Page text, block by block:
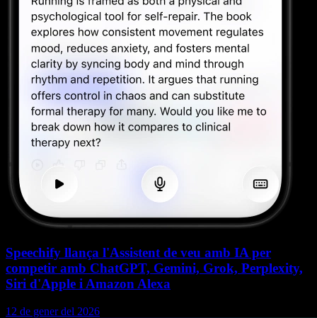
Speechify llança l'Assistent de veu amb IA per
competir amb ChatGPT, Gemini, Grok, Perplexity,
Siri d'Apple i Amazon Alexa
12 de gener del 2026